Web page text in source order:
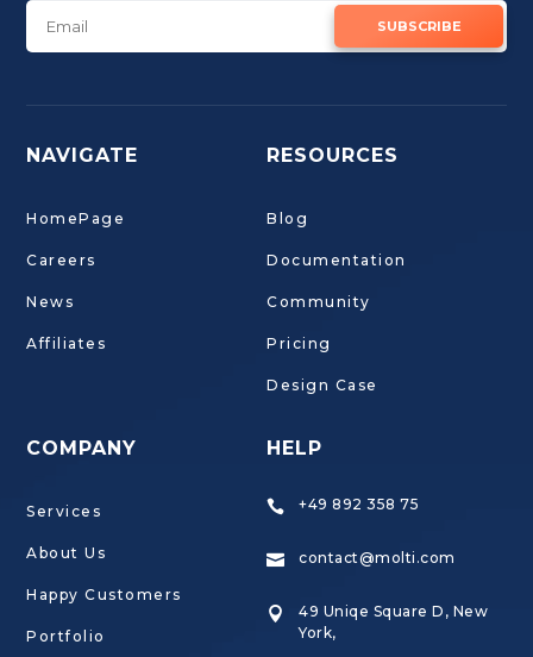
SUBSCRIBE
NAVIGATE
HomePage
Careers
News
Affiliates
COMPANY
Services
About Us
Happy Customers
Portfolio
RESOURCES
Blog
Documentation
Community
Pricing
Design Case
HELP
 +49 892 358 75
 contact@molti.com

49 Uniqe Square D, New
York,